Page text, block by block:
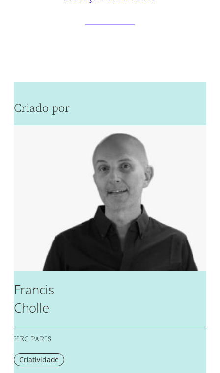
Criado por
Francis
Cholle
HEC PARIS
Criatividade